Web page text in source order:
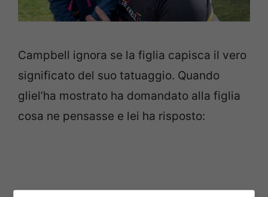
Campbell ignora se la figlia capisca il vero
significato del suo tatuaggio. Quando
gliel’ha mostrato ha domandato alla figlia
cosa ne pensasse e lei ha risposto: